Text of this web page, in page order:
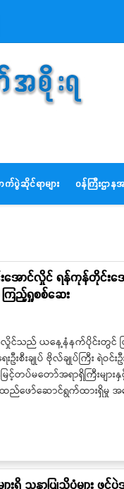
က်ပွဲဆိုင်ရာများ ဝန်ကြီးဌာန
းအောင်လှိုင် ရန်ကုန်တိုင်း
ကြည့်ရှုစစ်ဆေး
လှိုင်သည် ယနေ့နံနက်ပိုင်းတွင်
ချုပ် ဗိုလ်ချုပ်ကြီး ရဲဝင်းဦး
င့်တပ်မတော်အရာရှိကြီးမျာ
ည်ဖော်ဆောင်ရွက်ထားရှိမှု အ
သူနာပြုသိပ္ပံများ ဖွင့်ပွဲ